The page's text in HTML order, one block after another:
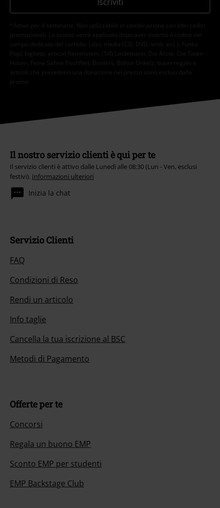
*Attivo per 4 settimane. Non utilizzabile in combinazione con altri codici
promozionali. Lo sconto verrà applicato dopo aver inserito il codice nel
campo dedicato del carrello. Libri, media (CD, DVD, vinili, ecc.), Funko
Pop!, biglietti, articoli Rammstein, (Till) Lindemann, Die Ärzte, Die Toten
Hosen, Feine Sahne Fischfilet, Broilers, Böhse Onkelz, buoni regalo e
articoli che prevedono una donazione nel prezzo sono esclusi dalla
promo.
Il nostro servizio clienti è qui per te
Il servizio clienti è attivo dalle Lunedì alle 08:30 (Lun - Ven, esclusi
festivi). Informazioni ulteriori
Inizia la chat
Servizio Clienti
FAQ
Condizioni di Reso
Rendi un articolo
Info taglie
Cancella la tua iscrizione al BSC
Metodi di Pagamento
Offerte per te
Concorsi
Regala un buono EMP
Sconto EMP per studenti
EMP Backstage Club